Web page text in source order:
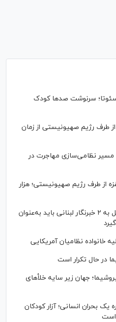
سئوتا؛ سرنوشت صدها کودک
غزه از طرف رژیم صهیونیستی از زمان
مسیر نظامی‌سازی مهاجرت در
غزه از طرف رژیم صهیونیستی؛ هزار
عفو بین‌الملل: حمله اسرائیل به ۲ خبرنگار لبنانی باید به‌عنوان
خانواده نظامیان آمریکایی
در حال تکرار است
جهان زیر سایه خلأ‌های
یک بحران انسانی؛ آزار کودکان
است